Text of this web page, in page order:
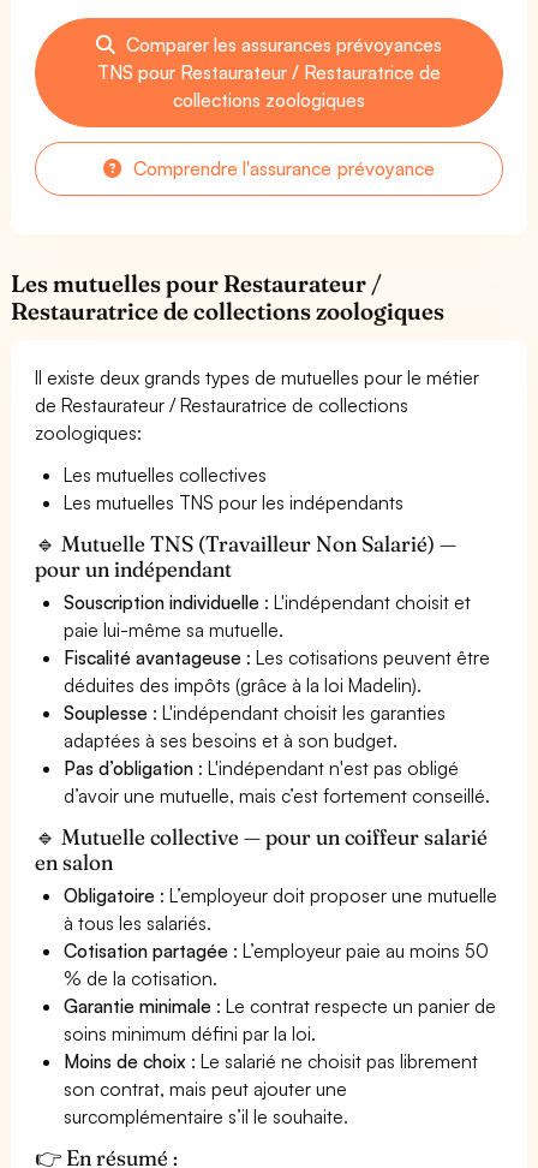
Comparer les assurances prévoyances
TNS pour Restaurateur / Restauratrice de
collections zoologiques
Comprendre l'assurance prévoyance
Les mutuelles pour Restaurateur /
Restauratrice de collections zoologiques
Il existe deux grands types de mutuelles pour le métier
de Restaurateur / Restauratrice de collections
zoologiques:
Les mutuelles collectives
Les mutuelles TNS pour les indépendants
🔹 Mutuelle TNS (Travailleur Non Salarié) —
pour un indépendant
Souscription individuelle : L'indépendant choisit et
paie lui-même sa mutuelle.
Fiscalité avantageuse : Les cotisations peuvent être
déduites des impôts (grâce à la loi Madelin).
Souplesse : L'indépendant choisit les garanties
adaptées à ses besoins et à son budget.
Pas d’obligation : L'indépendant n'est pas obligé
d’avoir une mutuelle, mais c’est fortement conseillé.
🔹 Mutuelle collective — pour un coiffeur salarié
en salon
Obligatoire : L’employeur doit proposer une mutuelle
à tous les salariés.
Cotisation partagée : L’employeur paie au moins 50
% de la cotisation.
Garantie minimale : Le contrat respecte un panier de
soins minimum défini par la loi.
Moins de choix : Le salarié ne choisit pas librement
son contrat, mais peut ajouter une
surcomplémentaire s’il le souhaite.
👉 En résumé :